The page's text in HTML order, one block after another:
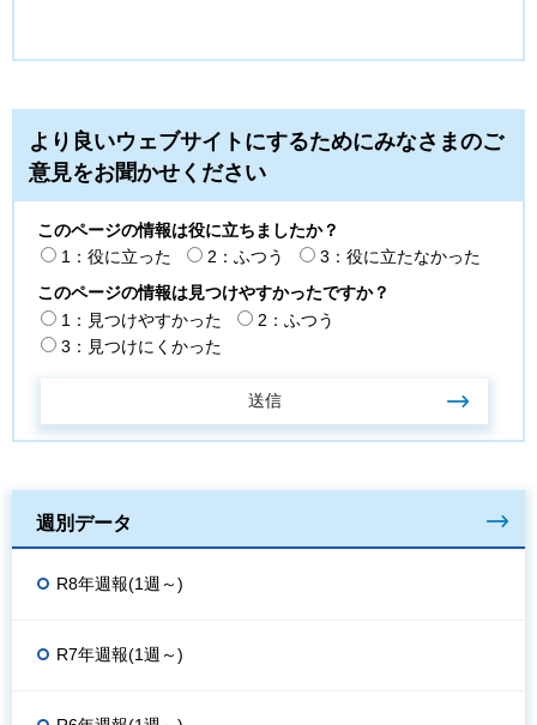
より良いウェブサイトにするためにみなさまのご
意見をお聞かせください
このページの情報は役に立ちましたか？
1：役に立った
2：ふつう
3：役に立たなかった
このページの情報は見つけやすかったですか？
1：見つけやすかった
2：ふつう
3：見つけにくかった
週別データ
R8年週報(1週～)
R7年週報(1週～)